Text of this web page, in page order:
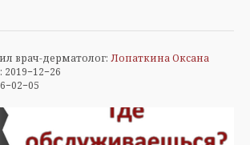
врач-дерматолог: Лопаткина Оксана